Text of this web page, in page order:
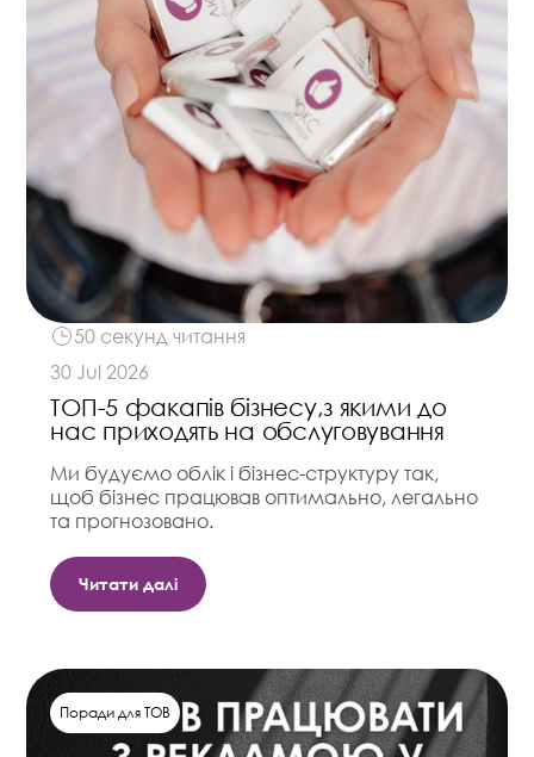
50 секунд читання
30 Jul 2026
ТОП-5 факапів бізнесу,з якими до
нас приходять на обслуговування
Ми будуємо облік і бізнес-структуру так,
щоб бізнес працював оптимально, легально
та прогнозовано.
Читати далі
Поради для ТОВ